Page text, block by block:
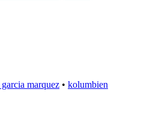
marquez • kolumbien